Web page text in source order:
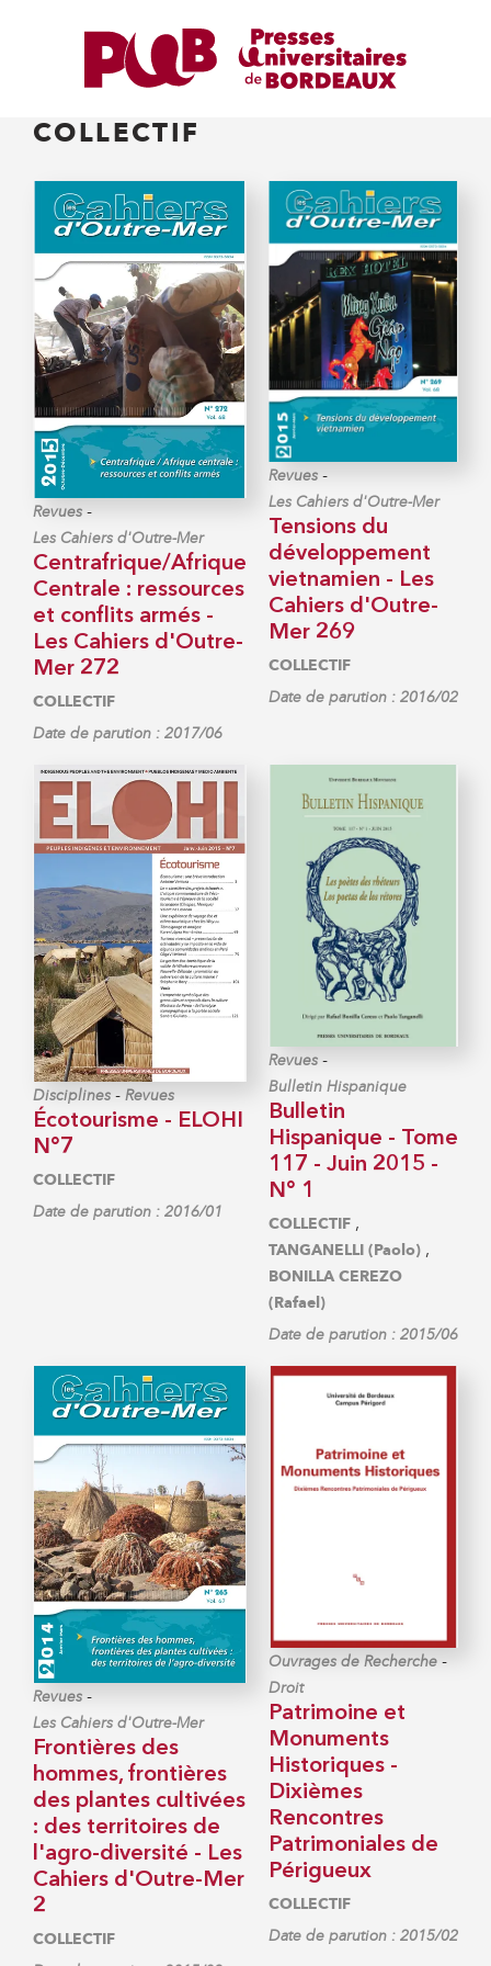
COLLECTIF
Revues -
Les Cahiers d'Outre-Mer
Centrafrique/Afrique
Centrale : ressources
et conflits armés -
Les Cahiers d'Outre-
Mer 272
COLLECTIF
Date de parution : 2017/06
Revues -
Les Cahiers d'Outre-Mer
Tensions du
développement
vietnamien - Les
Cahiers d'Outre-
Mer 269
COLLECTIF
Date de parution : 2016/02
Disciplines - Revues
Écotourisme - ELOHI
N°7
COLLECTIF
Date de parution : 2016/01
Revues -
Bulletin Hispanique
Bulletin
Hispanique - Tome
117 - Juin 2015 -
N° 1
COLLECTIF ,
TANGANELLI (Paolo) ,
BONILLA CEREZO
(Rafael)
Date de parution : 2015/06
Revues -
Les Cahiers d'Outre-Mer
Frontières des
hommes, frontières
des plantes cultivées
: des territoires de
l'agro-diversité - Les
Cahiers d'Outre-Mer
2
COLLECTIF
Ouvrages de Recherche -
Droit
Patrimoine et
Monuments
Historiques -
Dixièmes
Rencontres
Patrimoniales de
Périgueux
COLLECTIF
Date de parution : 2015/02